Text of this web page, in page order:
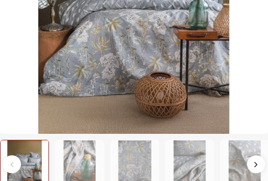
Kişisel Bakım
Züccaciye
Ev Tekstili
Çocuk Gereçleri
Motorsikletler
Isıtma ve Soğutma